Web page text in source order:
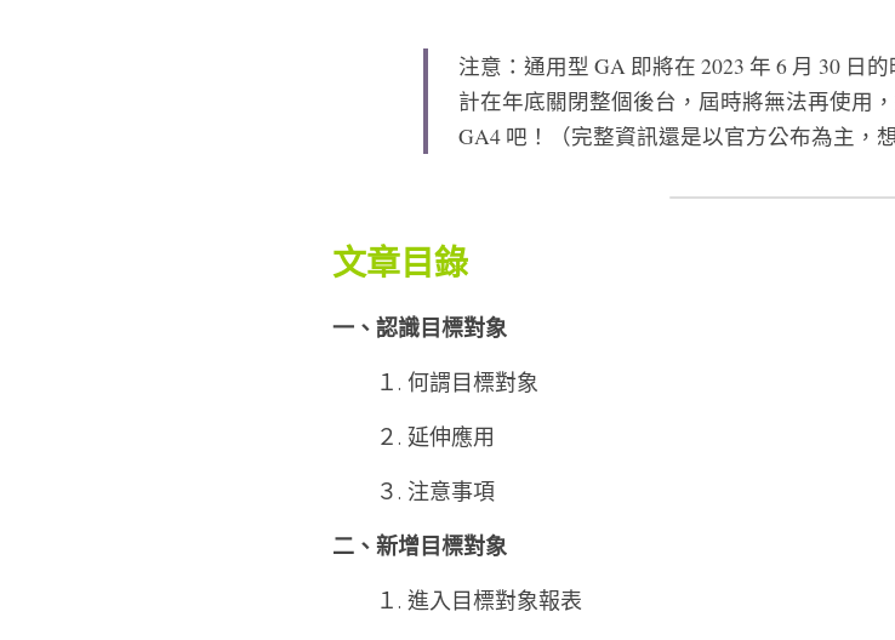
注意：通用型 GA 即將在 2023 年 6 月 30 日
計在年底關閉整個後台，屆時將無法再使用
GA4 吧！（完整資訊還是以官方公布為主，
文章目錄
一、認識目標對象
１. 何謂目標對象
２. 延伸應用
３. 注意事項
二、新增目標對象
１. 進入目標對象報表